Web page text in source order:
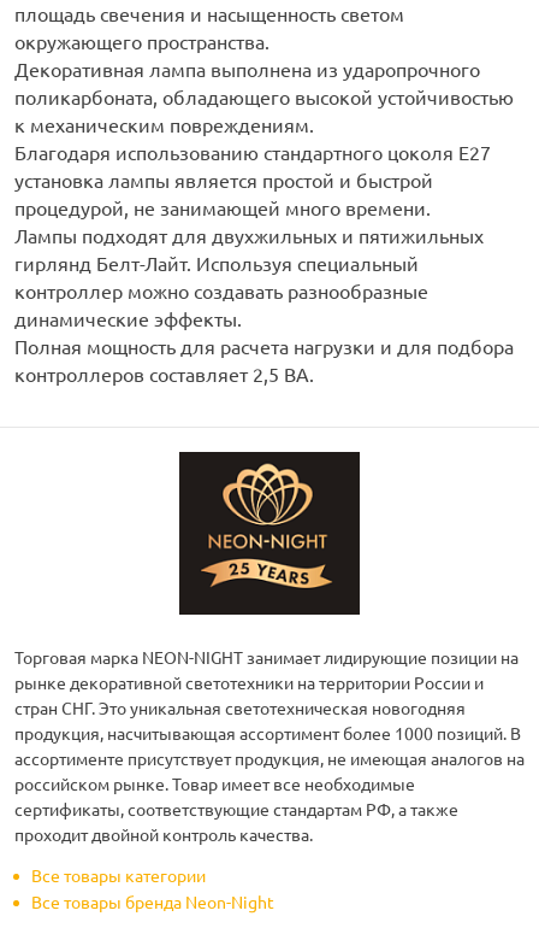
площадь свечения и насыщенность светом
окружающего пространства.
Декоративная лампа выполнена из ударопрочного
поликарбоната, обладающего высокой устойчивостью
к механическим повреждениям.
Благодаря использованию стандартного цоколя Е27
установка лампы является простой и быстрой
процедурой, не занимающей много времени.
Лампы подходят для двухжильных и пятижильных
гирлянд Белт-Лайт. Используя специальный
контроллер можно создавать разнообразные
динамические эффекты.
Полная мощность для расчета нагрузки и для подбора
контроллеров составляет 2,5 ВА.
Торговая марка NEON-NIGHT занимает лидирующие позиции на
рынке декоративной светотехники на территории России и
стран СНГ. Это уникальная светотехническая новогодняя
продукция, насчитывающая ассортимент более 1000 позиций. В
ассортименте присутствует продукция, не имеющая аналогов на
российском рынке. Товар имеет все необходимые
сертификаты, соответствующие стандартам РФ, а также
проходит двойной контроль качества.
Все товары категории
Все товары бренда Neon-Night